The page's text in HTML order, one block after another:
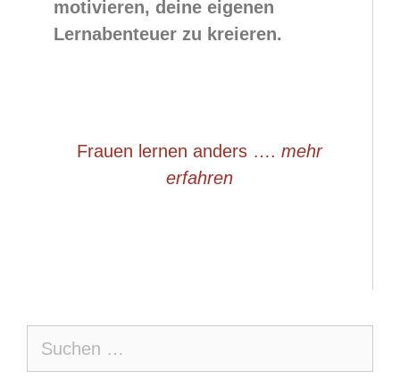
motivieren, deine eigenen
Lernabenteuer zu kreieren.
Frauen lernen anders …. mehr
erfahren